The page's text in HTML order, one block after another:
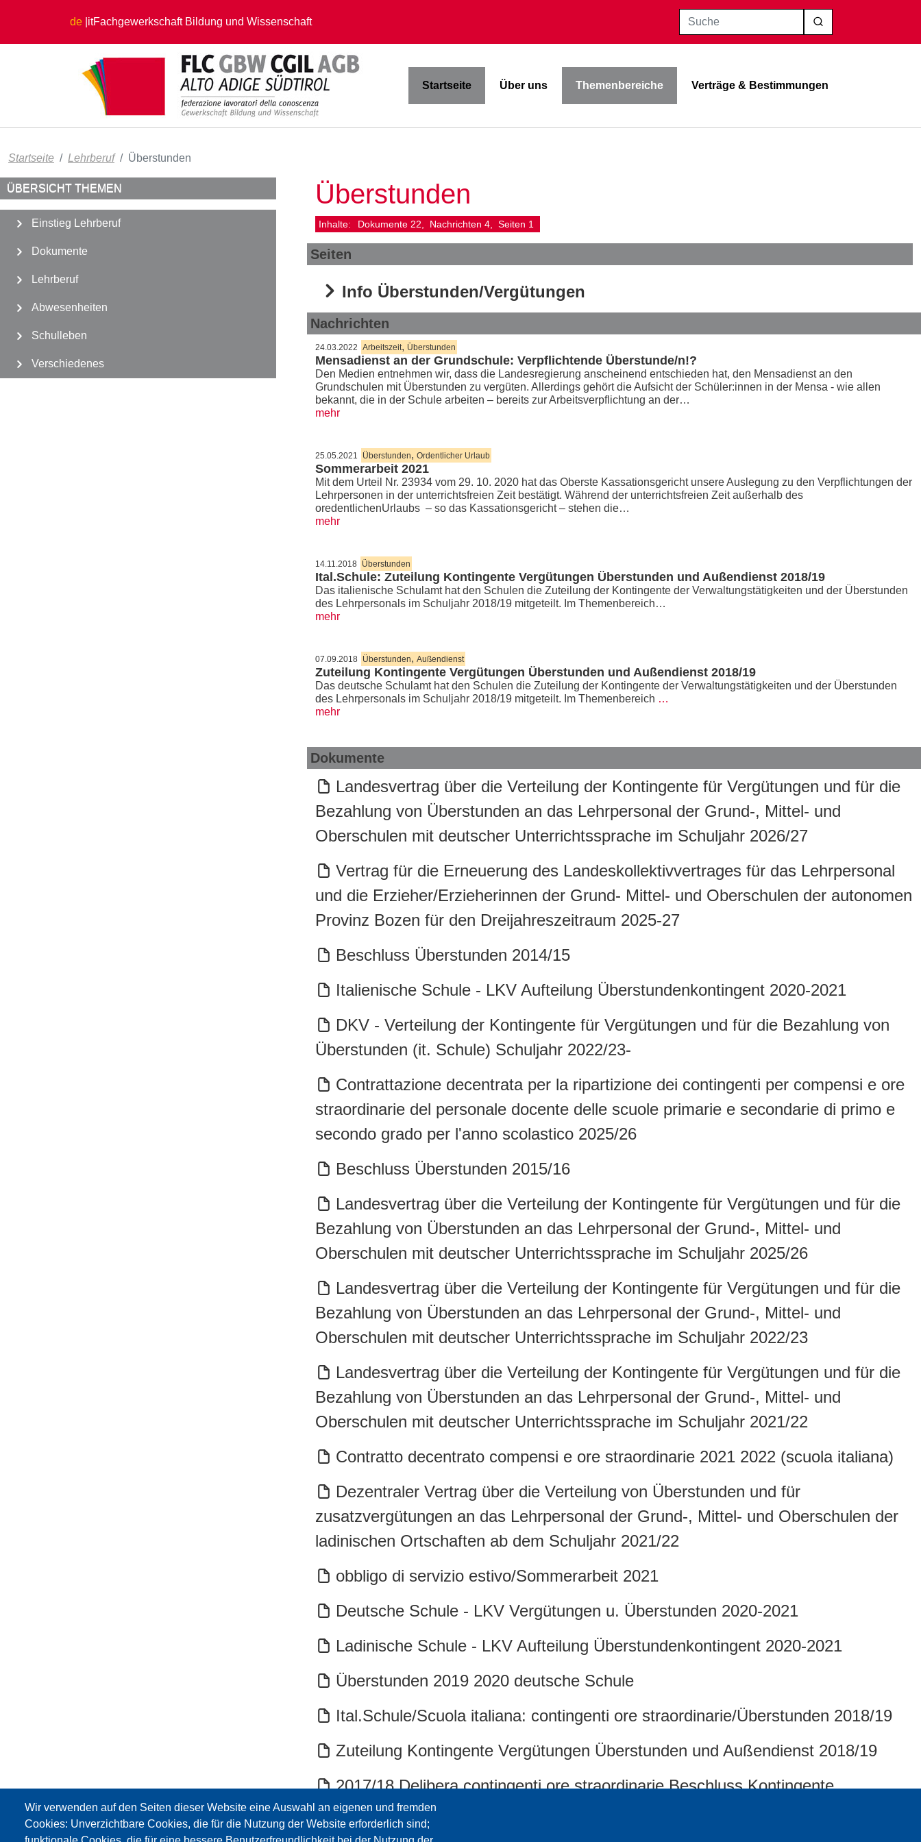
de itFachgewerkschaft Bildung und Wissenschaft
Wir verwenden auf den Seiten dieser Website eine Auswahl an eigenen und fremden
Cookies: Unverzichtbare Cookies, die für die Nutzung der Website erforderlich sind;
Suche
Startseite Über uns Themenbereiche Verträge & Bestimmungen
Startseite Lehrberuf Überstunden
Überstunden
Inhalte: Dokumente 22 Nachrichten 4 Seiten 1
Seiten
Info Überstunden/Vergütungen
Nachrichten
24.03.2022 Arbeitszeit, Überstunden
Mensadienst an der Grundschule: Verpflichtende Überstunde/n!?
Den Medien entnehmen wir, dass die Landesregierung anscheinend entschieden hat, den Mensadienst an den
Grundschulen mit Überstunden zu vergüten. Allerdings gehört die Aufsicht der Schüler:innen in der Mensa - wie allen
bekannt, die in der Schule arbeiten – bereits zur Arbeitsverpflichtung an der…
mehr
25.05.2021 Überstunden, Ordentlicher Urlaub
Sommerarbeit 2021
Mit dem Urteil Nr. 23934 vom 29. 10. 2020 hat das Oberste Kassationsgericht unsere Auslegung zu den Verpflichtungen der
Lehrpersonen in der unterrichtsfreien Zeit bestätigt. Während der unterrichtsfreien Zeit außerhalb des
oredentlichenUrlaubs – so das Kassationsgericht – stehen die…
mehr
14.11.2018 Überstunden
Ital.Schule: Zuteilung Kontingente Vergütungen Überstunden und Außendienst 2018/19
Das italienische Schulamt hat den Schulen die Zuteilung der Kontingente der Verwaltungstätigkeiten und der Überstunden
des Lehrpersonals im Schuljahr 2018/19 mitgeteilt. Im Themenbereich…
mehr
07.09.2018 Überstunden, Außendienst
Zuteilung Kontingente Vergütungen Überstunden und Außendienst 2018/19
Das deutsche Schulamt hat den Schulen die Zuteilung der Kontingente der Verwaltungstätigkeiten und der Überstunden
des Lehrpersonals im Schuljahr 2018/19 mitgeteilt. Im Themenbereich …
mehr
Dokumente
Landesvertrag über die Verteilung der Kontingente für Vergütungen und für die
Bezahlung von Überstunden an das Lehrpersonal der Grund-, Mittel- und
Oberschulen mit deutscher Unterrichtssprache im Schuljahr 2026/27
Vertrag für die Erneuerung des Landeskollektivvertrages für das Lehrpersonal
und die Erzieher/Erzieherinnen der Grund- Mittel- und Oberschulen der autonomen
Provinz Bozen für den Dreijahreszeitraum 2025-27
Beschluss Überstunden 2014/15
Italienische Schule - LKV Aufteilung Überstundenkontingent 2020-2021
DKV - Verteilung der Kontingente für Vergütungen und für die Bezahlung von
Überstunden (it. Schule) Schuljahr 2022/23-
Contrattazione decentrata per la ripartizione dei contingenti per compensi e ore
straordinarie del personale docente delle scuole primarie e secondarie di primo e
secondo grado per l'anno scolastico 2025/26
Beschluss Überstunden 2015/16
Landesvertrag über die Verteilung der Kontingente für Vergütungen und für die
Bezahlung von Überstunden an das Lehrpersonal der Grund-, Mittel- und
Oberschulen mit deutscher Unterrichtssprache im Schuljahr 2025/26
Landesvertrag über die Verteilung der Kontingente für Vergütungen und für die
Bezahlung von Überstunden an das Lehrpersonal der Grund-, Mittel- und
Oberschulen mit deutscher Unterrichtssprache im Schuljahr 2022/23
Landesvertrag über die Verteilung der Kontingente für Vergütungen und für die
Bezahlung von Überstunden an das Lehrpersonal der Grund-, Mittel- und
Oberschulen mit deutscher Unterrichtssprache im Schuljahr 2021/22
Contratto decentrato compensi e ore straordinarie 2021 2022 (scuola italiana)
Dezentraler Vertrag über die Verteilung von Überstunden und für
zusatzvergütungen an das Lehrpersonal der Grund-, Mittel- und Oberschulen der
ladinischen Ortschaften ab dem Schuljahr 2021/22
obbligo di servizio estivo/Sommerarbeit 2021
Deutsche Schule - LKV Vergütungen u. Überstunden 2020-2021
Ladinische Schule - LKV Aufteilung Überstundenkontingent 2020-2021
Überstunden 2019 2020 deutsche Schule
Ital.Schule/Scuola italiana: contingenti ore straordinarie/Überstunden 2018/19
Zuteilung Kontingente Vergütungen Überstunden und Außendienst 2018/19
2017/18 Delibera contingenti ore straordinarie Beschluss Kontingente
Überstunden
ÜBERSICHT THEMEN
Einstieg Lehrberuf
Dokumente
Lehrberuf
Abwesenheiten
Schulleben
Verschiedenes